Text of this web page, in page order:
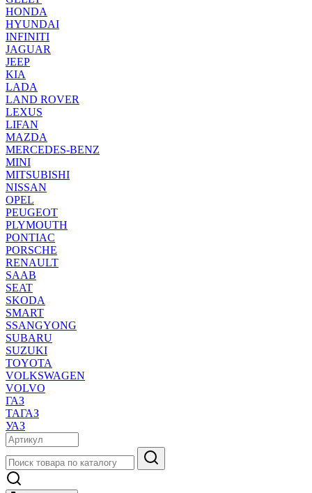
HONDA
HYUNDAI
INFINITI
JAGUAR
JEEP
KIA
LADA
LAND ROVER
LEXUS
LIFAN
MAZDA
MERCEDES-BENZ
MINI
MITSUBISHI
NISSAN
OPEL
PEUGEOT
PLYMOUTH
PONTIAC
PORSCHE
RENAULT
SAAB
SEAT
SKODA
SMART
SSANGYONG
SUBARU
SUZUKI
TOYOTA
VOLKSWAGEN
VOLVO
ГАЗ
ТАГАЗ
УАЗ